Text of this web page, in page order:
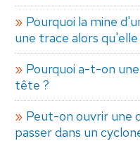
Pourquoi la mine
une trace alors
Pourquoi a-t-on
tête ?
Peut-on ouvrir une
passer dans un